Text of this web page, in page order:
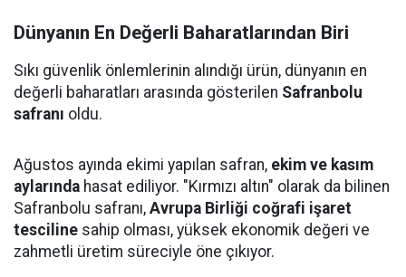
Dünyanın En Değerli Baharatlarından Biri
Sıkı güvenlik önlemlerinin alındığı ürün, dünyanın en
değerli baharatları arasında gösterilen Safranbolu
safranı oldu.
Ağustos ayında ekimi yapılan safran, ekim ve kasım
aylarında hasat ediliyor. "Kırmızı altın" olarak da bilinen
Safranbolu safranı, Avrupa Birliği coğrafi işaret
tesciline sahip olması, yüksek ekonomik değeri ve
zahmetli üretim süreciyle öne çıkıyor.